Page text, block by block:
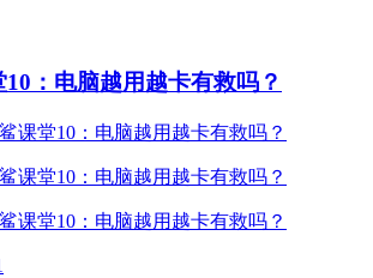
：电脑越用越卡有救吗？